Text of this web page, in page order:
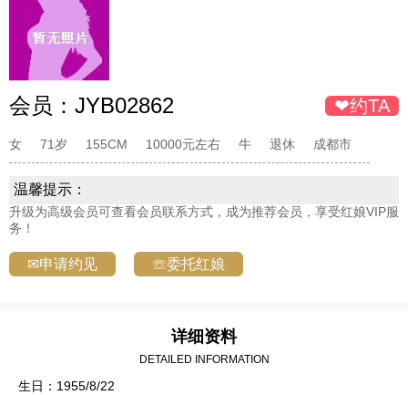
会员： JYB02862 ❤约TA
女 71岁 155CM 10000元左右 牛 退休 成都市
温馨提示：
升级为高级会员可查看会员联系方式，成为推荐会员，享受红娘VIP服
务！
✉申请约见 ☏委托红娘
详细资料
DETAILED INFORMATION
生日：1955/8/22